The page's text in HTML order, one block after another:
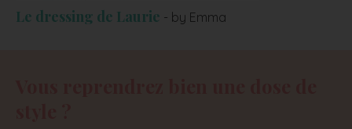
Le dressing de Laurie - by Emma